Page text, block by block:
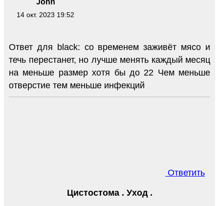
John
14 окт. 2023 19:52
Ответ для black: со временем заживёт мясо и
течь перестанет, но лучше менять каждый месяц
на меньше размер хотя бы до 22 Чем меньше
отверстие тем меньше инфекций
Ответить
Цистостома . Уход .